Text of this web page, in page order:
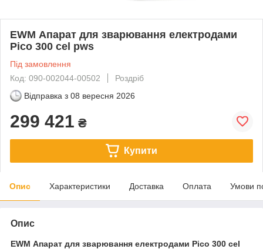
EWM Апарат для зварювання електродами
Pico 300 cel pws
Під замовлення
Код: 090-002044-00502
Роздріб
Відправка з 08 вересня 2026
299 421 ₴
Купити
Опис Характеристики Доставка Оплата Умови
Опис
EWM Апарат для зварювання електродами Pico 300 cel